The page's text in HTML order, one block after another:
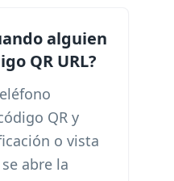
alguien
QR URL?
QR y
o vista
abre la